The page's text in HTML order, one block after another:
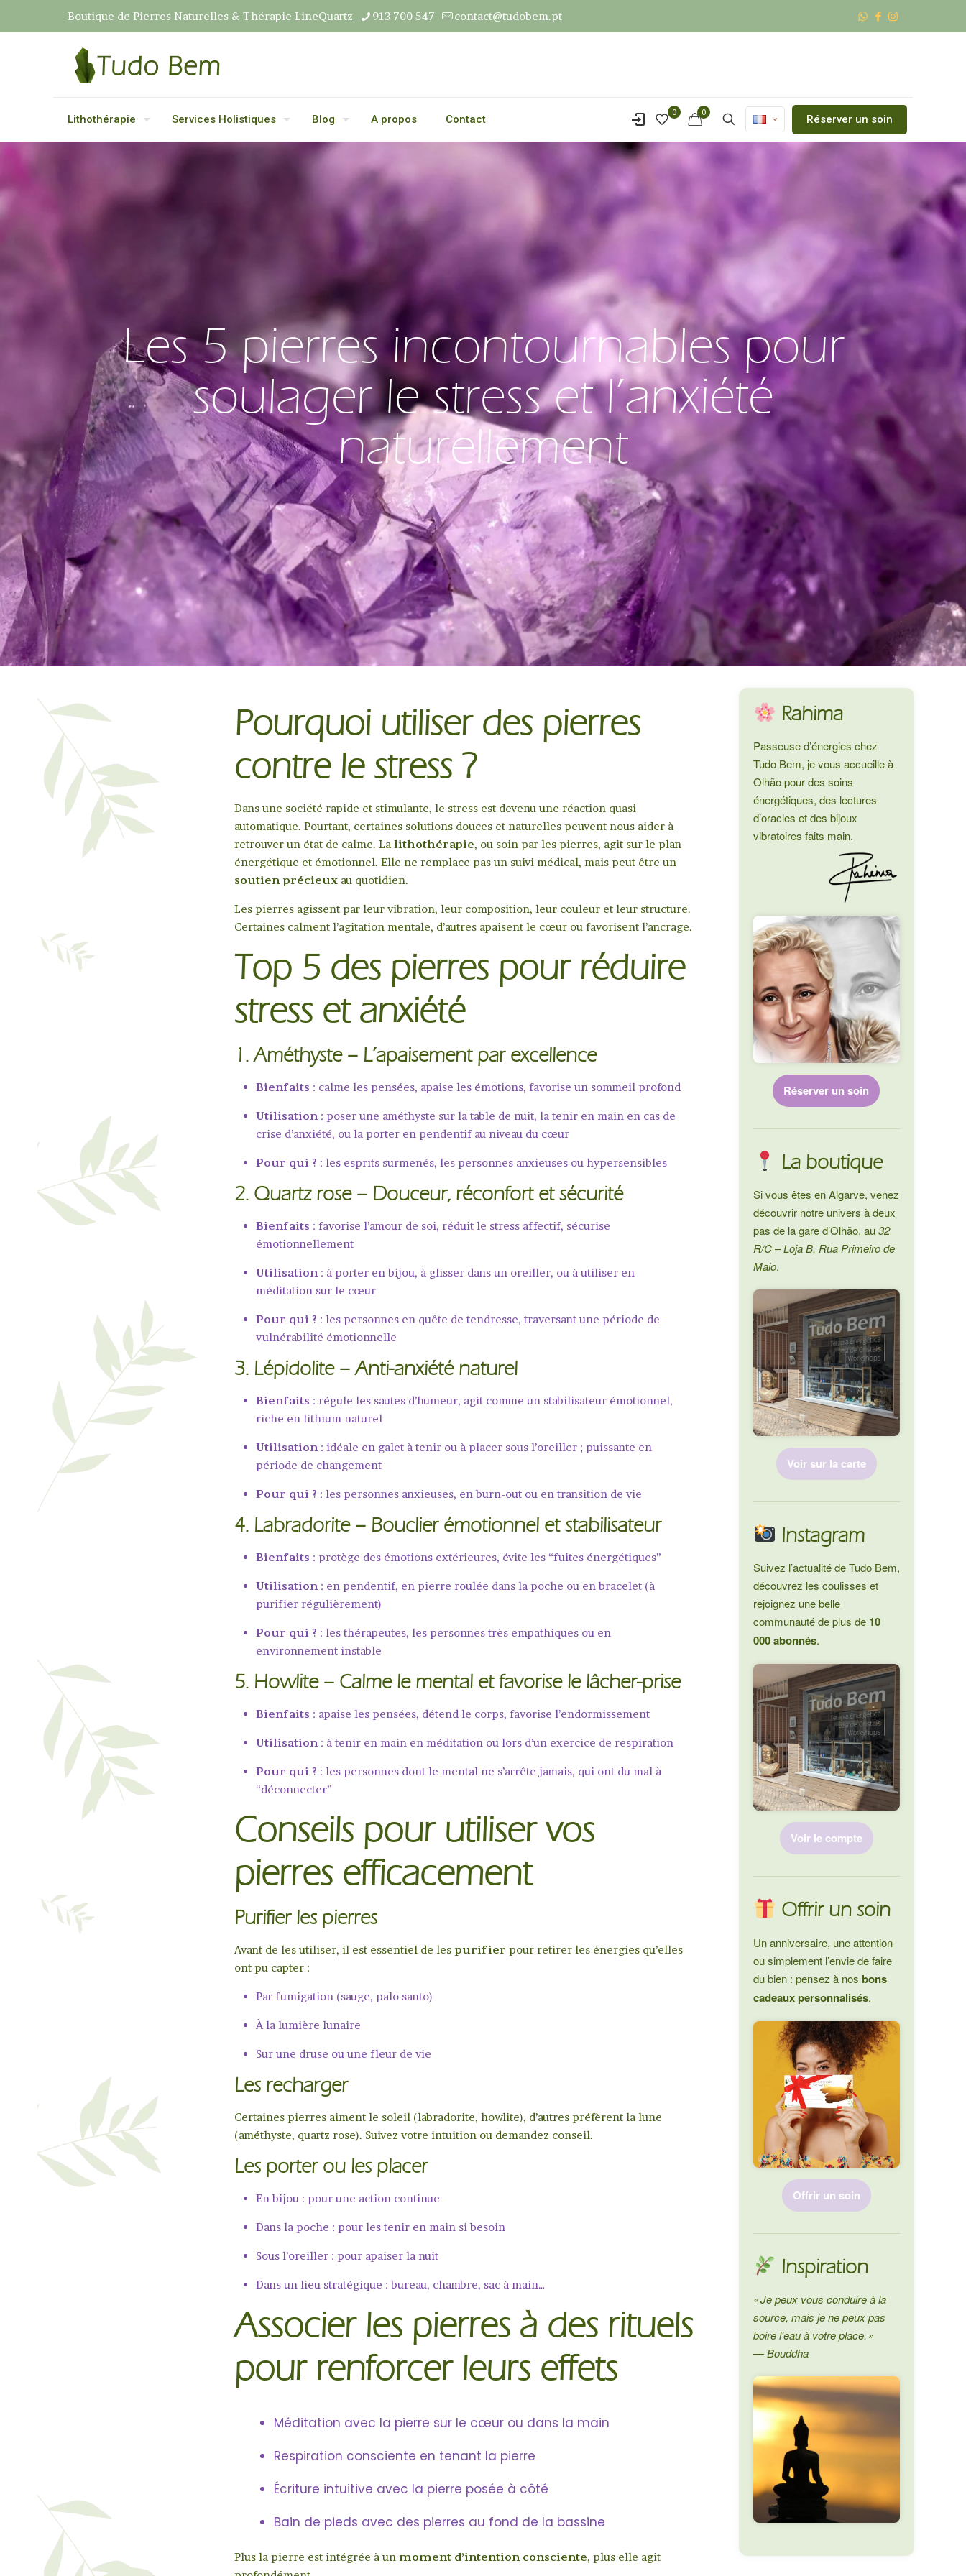
Boutique de Pierres Naturelles & Thérapie LineQuartz 913 700 547 contact@tudobem.pt
Lithothérapie Services Holistiques Blog A propos Contact
0 0
Réserver un soin
Les 5 pierres incontournables pour
soulager le stress et l’anxiété
naturellement
Pourquoi utiliser des pierres
contre le stress ?
Dans une société rapide et stimulante, le stress est devenu une réaction quasi
automatique. Pourtant, certaines solutions douces et naturelles peuvent nous aider à
retrouver un état de calme. Lalithothérapie, ou soin par les pierres, agit sur le plan
énergétique et émotionnel. Elle ne remplace pas un suivi médical, mais peut être un
soutien précieux au quotidien.
Les pierres agissent par leur vibration, leur composition, leur couleur et leur structure.
Certaines calment l’agitation mentale, d’autres apaisent le cœur ou favorisent l’ancrage.
Top 5 des pierres pour réduire
stress et anxiété
1.Améthyste– L’apaisement par excellence
Bienfaits : calme les pensées, apaise les émotions, favorise un sommeil profond
Utilisation : poser une améthyste sur la table de nuit, la tenir en main en cas de
crise d’anxiété, ou la porter en pendentif au niveau du cœur
Pour qui ? : les esprits surmenés, les personnes anxieuses ou hypersensibles
2. Quartz rose– Douceur, réconfort et sécurité
Bienfaits : favorise l’amour de soi, réduit le stress affectif, sécurise
émotionnellement
Utilisation : à porter en bijou, à glisser dans un oreiller, ou à utiliser en
méditation sur le cœur
Pour qui ? : les personnes en quête de tendresse, traversant une période de
vulnérabilité émotionnelle
3. Lépidolite– Anti-anxiété naturel
Bienfaits : régule les sautes d’humeur, agit comme un stabilisateur émotionnel,
riche en lithium naturel
Utilisation : idéale en galet à tenir ou à placer sous l’oreiller ; puissante en
période de changement
Pour qui ? : les personnes anxieuses, en burn-out ou en transition de vie
4. Labradorite– Bouclier émotionnel et stabilisateur
Bienfaits : protège des émotions extérieures, évite les “fuites énergétiques”
Utilisation : en pendentif, en pierre roulée dans la poche ou en bracelet (à
purifier régulièrement)
Pour qui ? : les thérapeutes, les personnes très empathiques ou en
environnement instable
5. Howlite– Calme le mental et favorise le lâcher-prise
Bienfaits : apaise les pensées, détend le corps, favorise l’endormissement
Utilisation : à tenir en main en méditation ou lors d’un exercice de respiration
Pour qui ? : les personnes dont le mental ne s’arrête jamais, qui ont du mal à
“déconnecter”
Conseils pour utiliser vos
pierres efficacement
Purifier les pierres
Avant de les utiliser, il est essentiel de lespurifier pour retirer les énergies qu’elles
ont pu capter :
Par fumigation (sauge, palo santo)
À la lumière lunaire
Sur une druse ou une fleur de vie
Les recharger
Certaines pierres aiment le soleil (labradorite, howlite), d’autres préfèrent la lune
(améthyste, quartz rose). Suivez votre intuition ou demandez conseil.
Les porter ou les placer
En bijou : pour une action continue
Dans la poche : pour les tenir en main si besoin
Sous l’oreiller : pour apaiser la nuit
Dans un lieu stratégique : bureau, chambre, sac à main…
Associer les pierres à des rituels
pour renforcer leurs effets
Méditation avec la pierre sur le cœur ou dans la main
Respiration consciente en tenant la pierre
Écriture intuitive avec la pierre posée à côté
Bain de pieds avec des pierres au fond de la bassine
Plus la pierre est intégrée à unmoment d’intention consciente, plus elle agit
Rahima
Passeuse d’énergies chez
Tudo Bem, je vous accueille à
Olhão pour des soins
énergétiques, des lectures
d’oracles et des bijoux
vibratoires faits main.
Réserver un soin
La boutique
Si vous êtes en Algarve, venez
découvrir notre univers à deux
pas de la gare d’Olhão, au32
R/C – Loja B, Rua Primeiro de
Maio.
Voir sur la carte
Instagram
Suivez l’actualité de Tudo Bem,
découvrez les coulisses et
rejoignez une belle
communauté de plus de 10
000 abonnés.
Voir le compte
Offrir un soin
Un anniversaire, une attention
ou simplement l’envie de faire
du bien : pensez à nos bons
cadeaux personnalisés.
Offrir un soin
Inspiration
« Je peux vous conduire à la
source, mais je ne peux pas
boire l'eau à votre place. »
— Bouddha